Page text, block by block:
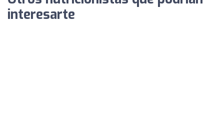
interesarte